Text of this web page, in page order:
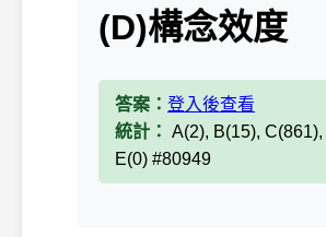
(D)構念效度
答案： 登入後查看
統計： A(2), B(15), C(861),
E(0) #80949